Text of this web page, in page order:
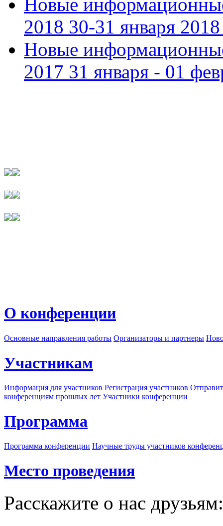
Новые
2018 30-31 января 2018
Новые
2017 31 января - 01
О конференции
Основные направления работы Организаторы и партнеры
Участникам
Информация для участников Регистрация участников
конференциям прошлых лет Участники конференции
Программа
Программа конференции Научные труды участников
Место проведения
Расскажите о нас друзьям: